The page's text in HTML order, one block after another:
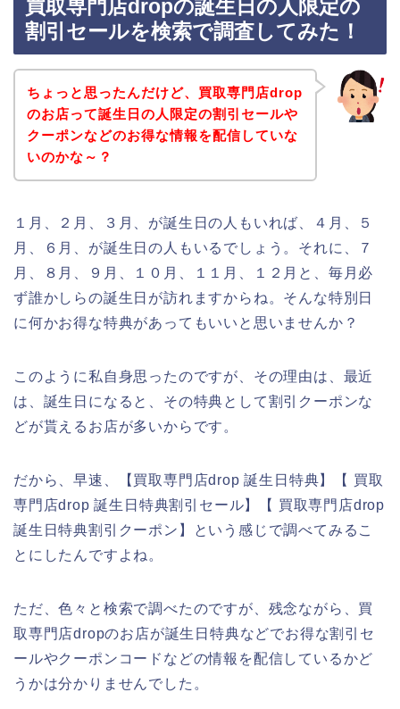
買取専門店dropの誕生日の人限定の
割引セールを検索で調査してみた！
ちょっと思ったんだけど、買取専門店drop
のお店って誕生日の人限定の割引セールや
クーポンなどのお得な情報を配信していな
いのかな～？
１月、２月、３月、が誕生日の人もいれば、４月、５
月、６月、が誕生日の人もいるでしょう。それに、７
月、８月、９月、１０月、１１月、１２月と、毎月必
ず誰かしらの誕生日が訪れますからね。そんな特別日
に何かお得な特典があってもいいと思いませんか？
このように私自身思ったのですが、その理由は、最近
は、誕生日になると、その特典として割引クーポンな
どが貰えるお店が多いからです。
だから、早速、【買取専門店drop 誕生日特典】【 買取
専門店drop 誕生日特典割引セール】【 買取専門店drop
誕生日特典割引クーポン】という感じで調べてみるこ
とにしたんですよね。
ただ、色々と検索で調べたのですが、残念ながら、買
取専門店dropのお店が誕生日特典などでお得な割引セ
ールやクーポンコードなどの情報を配信しているかど
うかは分かりませんでした。